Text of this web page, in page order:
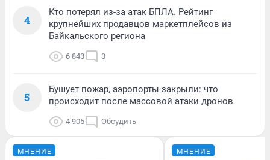
4
Кто потерял из-за атак БПЛА. Рейтинг
крупнейших продавцов маркетплейсов из
Байкальского региона
6 843 3
5
Бушует пожар, аэропорты закрыли: что
происходит после массовой атаки дронов
4 905 Обсудить
МНЕНИЕ МНЕНИЕ